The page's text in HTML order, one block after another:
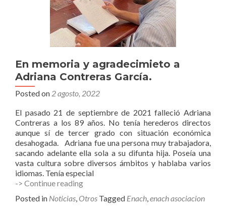
En memoria y agradecimieto a
Adriana Contreras García.
Posted on 2 agosto, 2022
El pasado 21 de septiembre de 2021 falleció Adriana
Contreras a los 89 años. No tenía herederos directos
aunque sí de tercer grado con situación económica
desahogada. Adriana fue una persona muy trabajadora,
sacando adelante ella sola a su difunta hija. Poseía una
vasta cultura sobre diversos ámbitos y hablaba varios
idiomas. Tenía especial
-> Continue readingEn
y
Posted in Noticias, Otros Tagged Enach,enach asociacion